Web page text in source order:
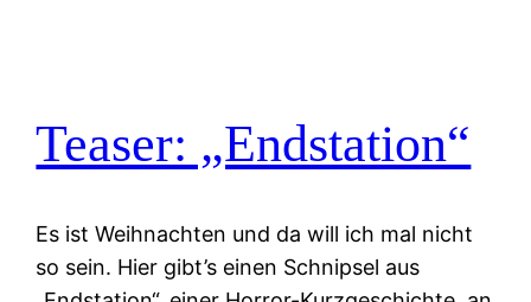
Teaser: „Endstation“
Es ist Weihnachten und da will ich mal nicht
so sein. Hier gibt’s einen Schnipsel aus